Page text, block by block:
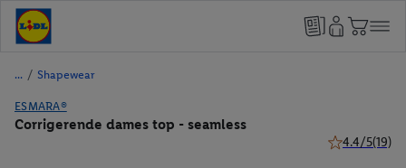
/ Shapewear
ESMARA®
Corrigerende dames top - seamless
4.4/5(19)